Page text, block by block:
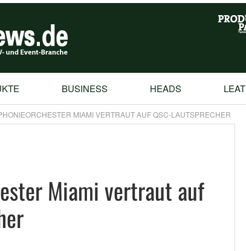
BUSINESS HEADS LEAT
MIAMI VERTRAUT AUF QSC-LAUTSPRECHER
Miami vertraut auf